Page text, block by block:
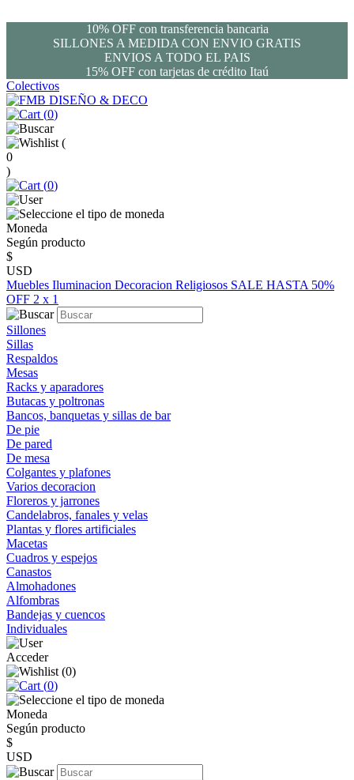
10% OFF con transferencia bancaria
SILLONES A MEDIDA CON ENVIO GRATIS
ENVIOS A TODO EL PAIS
15% OFF con tarjetas de crédito Itaú
Colectivos
(0)
(
0
)
(0)
Moneda
Según producto
$
USD
Muebles Iluminacion Decoracion Religiosos SALE HASTA 50%
OFF 2 x 1
Sillones
Sillas
Respaldos
Mesas
Racks y aparadores
Butacas y poltronas
Bancos, banquetas y sillas de bar
De pie
De pared
De mesa
Colgantes y plafones
Varios decoracion
Floreros y jarrones
Candelabros, fanales y velas
Plantas y flores artificiales
Macetas
Cuadros y espejos
Canastos
Almohadones
Alfombras
Bandejas y cuencos
Individuales
Acceder
(0)
(0)
Moneda
Según producto
$
USD